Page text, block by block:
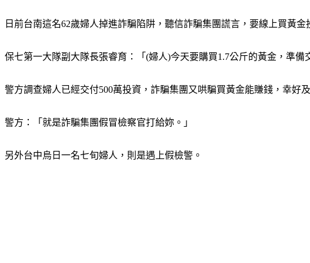
日前台南這名62歲婦人掉進詐騙陷阱，聽信詐騙集團謊言，要線上買黃
保七第一大隊副大隊長張睿育：「(婦人)今天要購買1.7公斤的黃金，準
警方調查婦人已經交付500萬投資，詐騙集團又哄騙買黃金能賺錢，幸好
警方：「就是詐騙集團假冒檢察官打給妳。」
另外台中烏日一名七旬婦人，則是遇上假檢警。